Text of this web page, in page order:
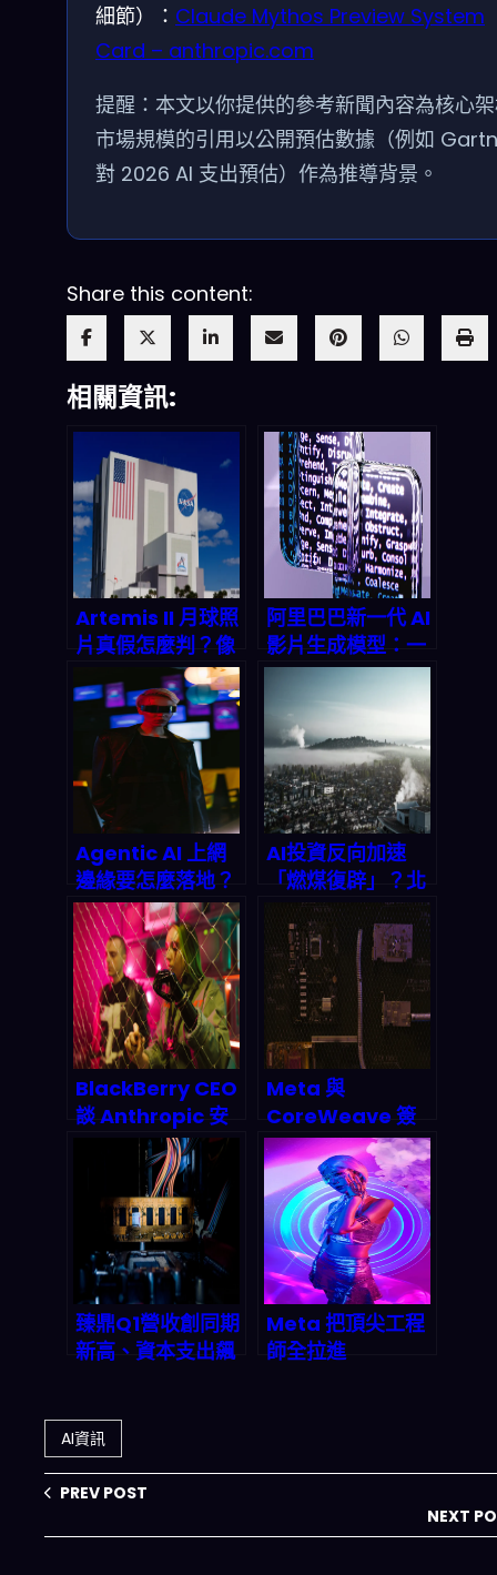
細節）： Claude Mythos Preview System
Card – anthropic.com
提醒：本文以你提供的參考新聞內容為核心
市場規模的引用以公開預估數據（例如
對 2026 AI 支出預估）作為推導背景。
Share this content:
相關資訊:
Artemis II 月球照
片真假怎麼判？像
素統計＋元資料＋
CNN：UC
Berkeley 專家教
你秒辨 AI 合成
阿里巴巴新一代 AI
影片生成模型：一
出手就飆到全球榜
首，2026 內容自
動化會怎麼變？
Agentic AI 上網
邊緣要怎麼落地？
從邊緣自治網路、
聯邦學習到能耗與
安全的完整剖析
AI投資反向加速
「燃煤復辟」？北
聖路易（North
St. Louis）清空氣
努力如何被資金流
改寫
BlackBerry CEO
談 Anthropic 安
全模型怎麼上
QNX：把 AI 威脅
偵測塞進即時系
統，2026 會改寫
車載與 IoT 防護邏
輯
Meta 與
CoreWeave 簽
下 210 億美元
GPU 協議：2026
起「雲算力合約
化」會怎麼重塑 AI
供應鏈？
臻鼎Q1營收創同期
新高、資本支出飆
爆發期全面解析
Meta 把頂尖工程
師全拉進
AI資訊
PREV POST
NEXT